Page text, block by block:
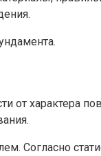
от характера
Согласно